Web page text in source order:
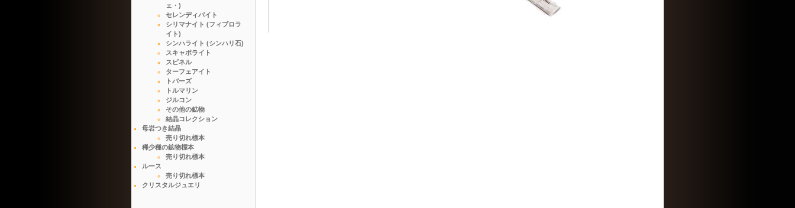
ェ・)
セレンディバイト
シリマナイト (フィブロラ
イト)
シンハライト (シンハリ石)
スキャポライト
スピネル
ターフェアイト
トパーズ
トルマリン
ジルコン
その他の鉱物
結晶コレクション
母岩つき結晶
売り切れ標本
稀少種の鉱物標本
売り切れ標本
ルース
売り切れ標本
クリスタルジュエリ